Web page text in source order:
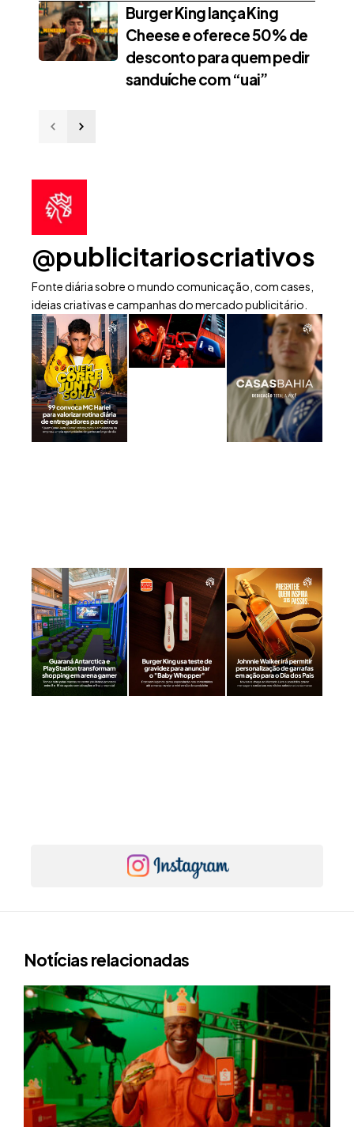
Burger King lança King
Cheese e oferece 50% de
desconto para quem pedir
sanduíche com “uai”
@publicitarioscriativos
Fonte diária sobre o mundo comunicação, com cases,
ideias criativas e campanhas do mercado publicitário.
Notícias relacionadas